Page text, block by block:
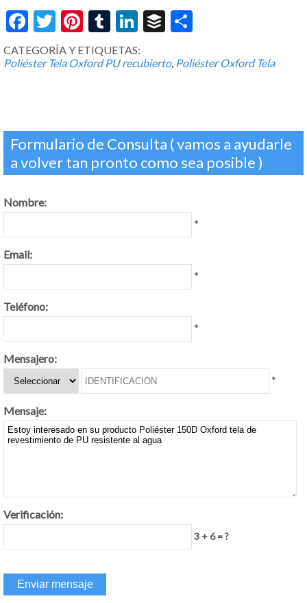
Facebook
Twitter
Pinterest
Tumblr
LinkedIn
Buffer
CATEGORÍA Y ETIQUETAS:
Poliéster Tela Oxford PU recubierto, Poliéster Oxford Tela
Formulario de Consulta ( vamos a ayudarle
a volver tan pronto como sea posible )
Nombre:
*
Email:
*
Teléfono:
*
Mensajero:
*
Mensaje:
Verificación:
3 + 6 = ?